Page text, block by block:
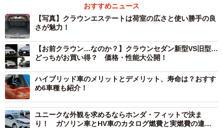
おすすめニュース
【写真】クラウンエステートは荷室の広さと使い勝手の良
さが魅力！
【お前クラウン…なのか？】クラウンセダン新型VS旧型…
どっちがお買い得？ 価格・性能大公開！
ハイブリッド車のメリットとデメリット、寿命は？おすす
め6車種も紹介！
ユニークな外観を求めるならホンダ・フィットで決ま
り！ ガソリン車とHV車のカタログ燃費と実燃費の違い